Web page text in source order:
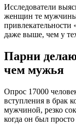
Исследователи
женщин те
даже выше, чем у
Парни
чем мужья
Опрос 17000
вступления в брак
мужчиной, резко
когда он был